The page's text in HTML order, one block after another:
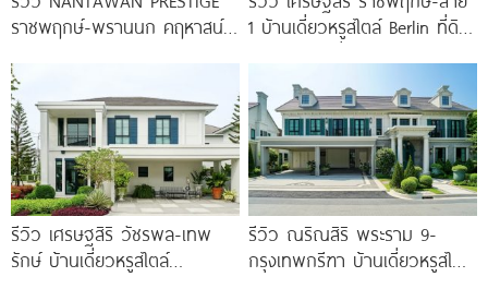
ราชพฤกษ์-พรานนก คฤหาสน์
เริ่ม
1 บ้านเดี่ยวหรูสไตล์ Berlin ที่ดิน
รีวิว เศรษฐสิริ วัชรพล-เทพ
รักษ์ บ้านเดี่ยวหรูสไตล์
รีวิว ณริณสิริ พระราม 9-
กรุงเทพกรีฑา บ้านเดี่ยวหรูสไตล์